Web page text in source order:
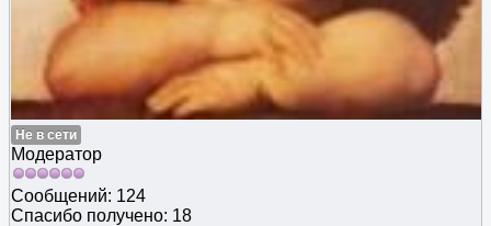
Не в сети
Модератор
Сообщений: 124
Спасибо получено: 18